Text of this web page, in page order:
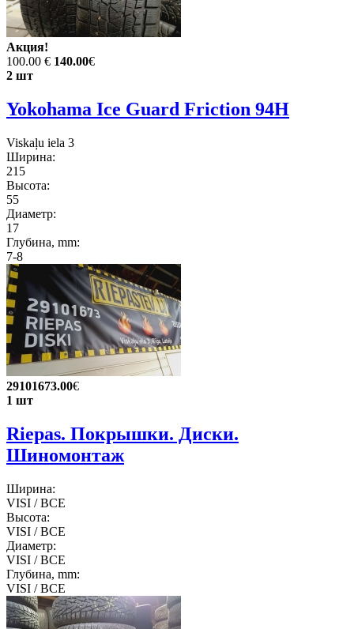
Акция!
100.00 € 140.00€
2 шт
Yokohama Ice Guard Friction 94H
Viskaļu iela 3
Ширина:
215
Высота:
55
Диаметр:
17
Глубина, mm:
7-8
29101673.00€
1 шт
Riepas. Покрышки. Диски.
Шиномонтаж
Ширина:
VISI / ВСЕ
Высота:
VISI / ВСЕ
Диаметр:
VISI / ВСЕ
Глубина, mm:
VISI / ВСЕ